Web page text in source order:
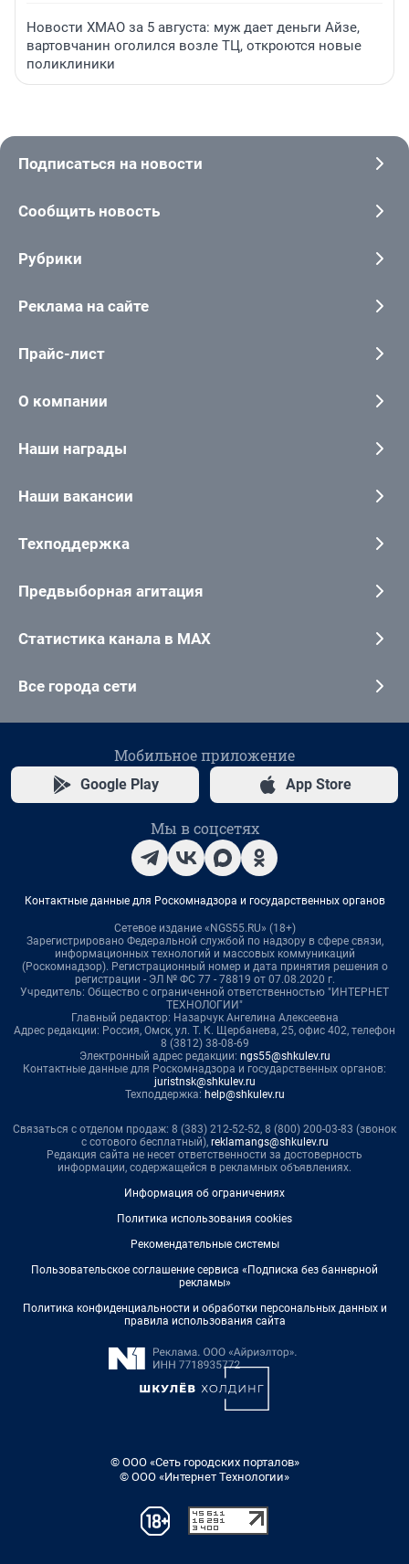
Новости ХМАО за 5 августа: муж дает деньги Айзе,
вартовчанин оголился возле ТЦ, откроются новые
поликлиники
Подписаться на новости
Сообщить новость
Рубрики
Реклама на сайте
Прайс-лист
О компании
Наши награды
Наши вакансии
Техподдержка
Предвыборная агитация
Статистика канала в MAX
Все города сети
Мобильное приложение
Google Play App Store
Мы в соцсетях
Контактные данные для Роскомнадзора и государственных органов
Сетевое издание «NGS55.RU» (18+)
Зарегистрировано Федеральной службой по надзору в сфере связи,
информационных технологий и массовых коммуникаций
(Роскомнадзор). Регистрационный номер и дата принятия решения о
регистрации - ЭЛ № ФС 77 - 78819 от 07.08.2020 г.
Учредитель: Общество с ограниченной ответственностью "ИНТЕРНЕТ
ТЕХНОЛОГИИ"
Главный редактор: Назарчук Ангелина Алексеевна
Адрес редакции: Россия, Омск, ул. Т. К. Щербанева, 25, офис 402, телефон
8 (3812) 38-08-69
Электронный адрес редакции: ngs55@shkulev.ru
Контактные данные для Роскомнадзора и государственных органов:
juristnsk@shkulev.ru
Техподдержка: help@shkulev.ru
Связаться с отделом продаж: 8 (383) 212-52-52, 8 (800) 200-03-83 (звонок
с сотового бесплатный), reklamangs@shkulev.ru
Редакция сайта не несет ответственности за достоверность
информации, содержащейся в рекламных объявлениях.
Информация об ограничениях
Политика использования cookies
Рекомендательные системы
Пользовательское соглашение сервиса «Подписка без баннерной
рекламы»
Политика конфиденциальности и обработки персональных данных и
правила использования сайта
© ООО «Сеть городских порталов»
© ООО «Интернет Технологии»